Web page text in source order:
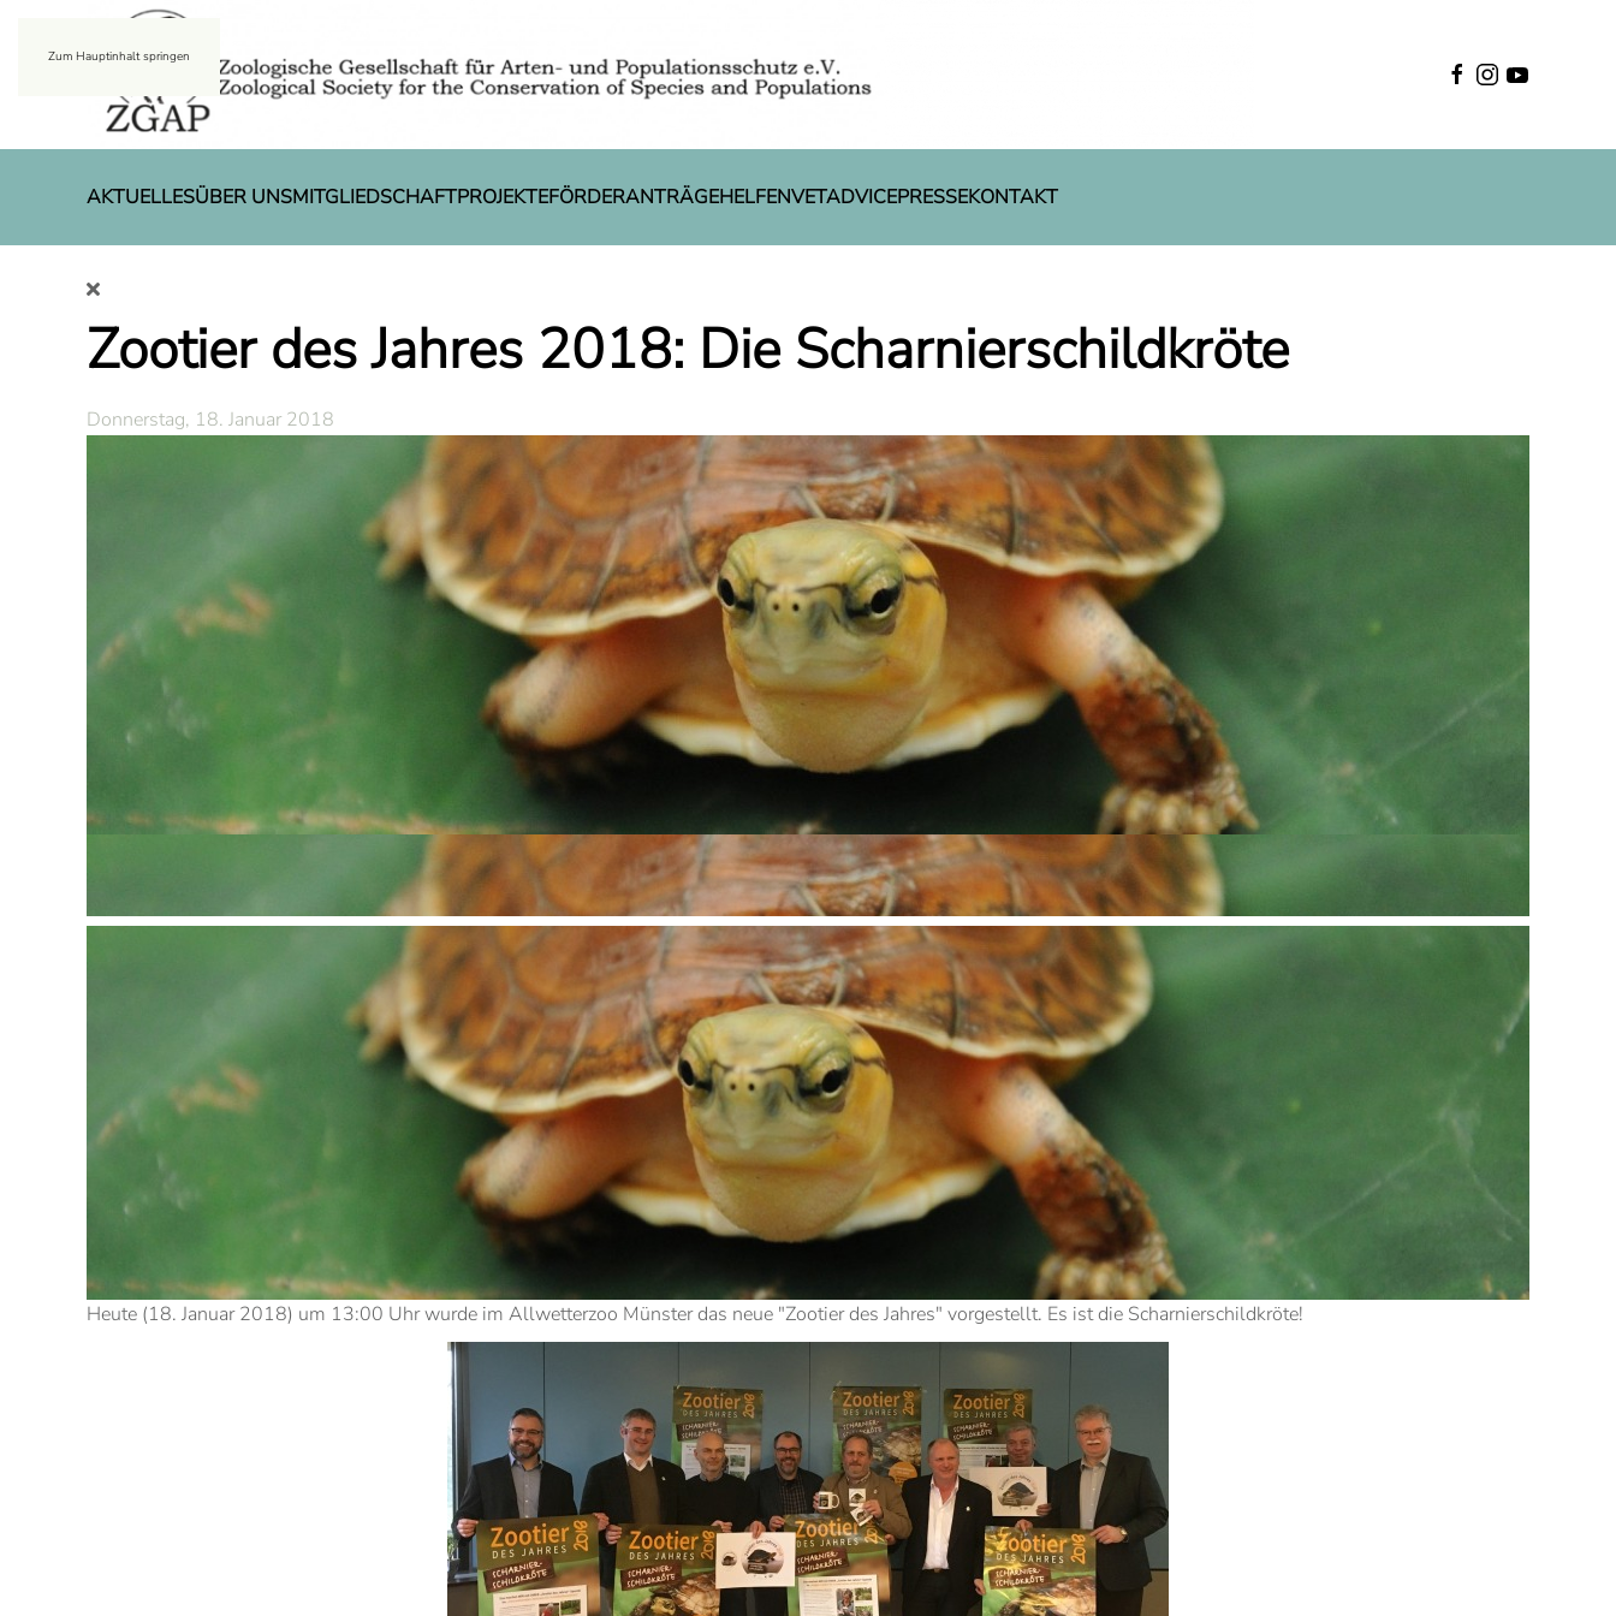
Zum Hauptinhalt springen
AKTUELLESÜBER UNSMITGLIEDSCHAFTPROJEKTEFÖRDERANTRÄGEHELFENVETADVICEPRESSEKONTAKT
Zootier des Jahres 2018: Die Scharnierschildkröte
Donnerstag, 18. Januar 2018
Heute (18. Januar 2018) um 13:00 Uhr wurde im Allwetterzoo Münster das neue "Zootier des Jahres" vorgestellt. Es ist die Scharnierschildkröte!